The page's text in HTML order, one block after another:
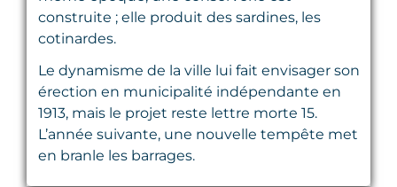
construite ; elle produit des sardines, les
cotinardes.
Le dynamisme de la ville lui fait envisager son
érection en municipalité indépendante en
1913, mais le projet reste lettre morte 15.
L’année suivante, une nouvelle tempête met
en branle les barrages.